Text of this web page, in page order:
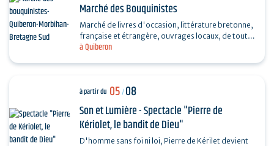
à Quiberon
Marché des Bouquinistes
Marché de livres d'occasion, littérature bretonne,
française et étrangère, ouvrages locaux, de toutes
les périodes et toutes les collections...
à partir du 05/08
Son et Lumière - Spectacle "Pierre de
Kériolet, le bandit de Dieu"
D'homme sans foi ni loi, Pierre de Kérilet devient